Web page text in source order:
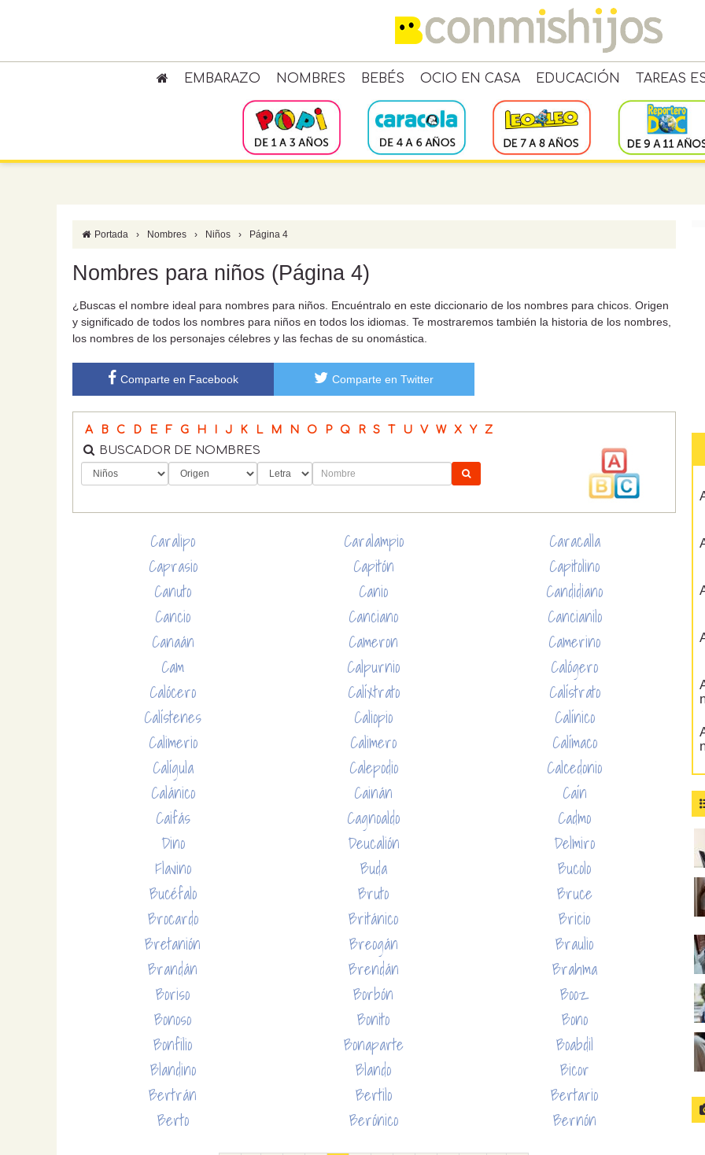
EMBARAZO NOMBRES BEBÉS OCIO EN CASA EDUCACIÓN TAREAS
Portada › Nombres › Niños › Página 4
Nombres para niños (Página 4)
¿Buscas el nombre ideal para nombres para niños. Encuéntralo en este diccionario de los nombres para chicos. Origen
y significado de todos los nombres para niños en todos los idiomas. Te mostraremos también la historia de los nombres,
los nombres de los personajes célebres y las fechas de su onomástica.
Comparte en Facebook Comparte en Twitter
A B C D E F G H I J K L M N O P Q R S T U V W X Y Z
BUSCADOR DE NOMBRES
Caralipo Caralampio
Caracalla
Caprasio
Capitón
Capitolino
Canuto
Canio
Candidiano
Cancio
Canciano
Cancianilo
Canaán
Cameron
Camerino
Cam
Calpurnio
Calógero
Calócero
Calíxtrato
Calístrato
Calístenes
Caliopio
Calínico
Calimerio
Calimero
Calímaco
Calígula
Calepodio
Calcedonio
Calánico
Cainán
Caín
Caifás
Cagnoaldo
Cadmo
Dino
Deucalión
Delmiro
Flavino
Buda
Bucolo
Bucéfalo
Bruto
Bruce
Brocardo
Británico
Bricio
Bretanión
Breogán
Braulio
Brandán
Brendán
Brahma
Boriso
Borbón
Booz
Bonoso
Bonito
Bono
Bonfilio
Bonaparte
Boabdil
Blandino
Blando
Bicor
Bertrán
Bertilo
Bertario
Berto
Berónico Bernón